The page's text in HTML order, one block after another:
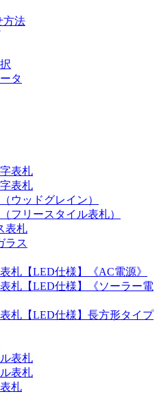
方法
タ
表札
表札
ウッドグレイン）
フリースタイル表札）
表札
ラス
札【LED仕様】《AC電源》
札【LED仕様】《ソーラー電
札【LED仕様】長方形タイプ
表札
表札
札